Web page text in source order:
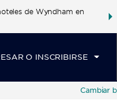
de Wyndham en
O INSCRIBIRSE
TARIFAS
Cambiar